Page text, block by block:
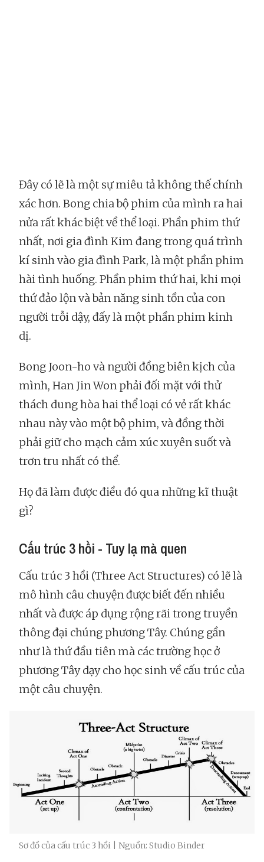
Đây có lẽ là một sự miêu tả không thế chính
xác hơn. Bong chia bộ phim của mình ra hai
nửa rất khác biệt về thể loại. Phần phim thứ
nhất, nơi gia đình Kim đang trong quá trình
kí sinh vào gia đình Park, là một phần phim
hài tình huống. Phần phim thứ hai, khi mọi
thứ đảo lộn và bản năng sinh tồn của con
người trỗi dậy, đấy là một phần phim kinh
dị.
Bong Joon-ho và người đồng biên kịch của
mình, Han Jin Won phải đối mặt với thử
thách dung hòa hai thể loại có vẻ rất khác
nhau này vào một bộ phim, và đồng thời
phải giữ cho mạch cảm xúc xuyên suốt và
trơn tru nhất có thể.
Họ đã làm được điều đó qua những kĩ thuật
gì?
Cấu trúc 3 hồi - Tuy lạ mà quen
Cấu trúc 3 hồi (Three Act Structures) có lẽ là
mô hình câu chuyện được biết đến nhiều
nhất và được áp dụng rộng rãi trong truyền
thông đại chúng phương Tây. Chúng gần
như là thứ đầu tiên mà các trường học ở
phương Tây dạy cho học sinh về cấu trúc của
một câu chuyện.
Sơ đồ của cấu trúc 3 hồi | Nguồn: Studio Binder